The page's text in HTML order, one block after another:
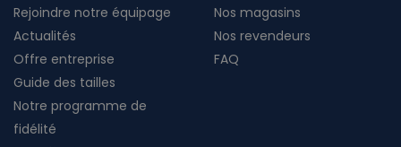
Rejoindre notre équipage
Actualités
Offre entreprise
Nos magasins
Nos revendeurs
FAQ
Guide des tailles
Notre programme de
fidélité